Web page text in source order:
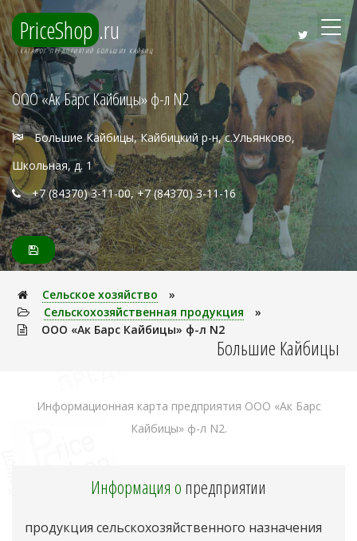
PriceShop .ru
КАТАЛОГ ПРЕДПРИЯТИЙ БОЛЬШИХ КАЙБИЦ
ООО «Ак Барс Кайбицы» ф-л N2
Большие Кайбицы, Кайбицкий р-н, с.Ульянково,
Школьная, д. 1
+7 (84370) 3-11-00, +7 (84370) 3-11-16
Сельское хозяйство
»
Сельскохозяйственная продукция
»
ООО «Ак Барс Кайбицы» ф-л N2
Большие Кайбицы
Информационная карта предприятия ООО «Ак Барс
Кайбицы» ф-л N2.
Информация опредприятии
продукция сельскохозяйственного назначения